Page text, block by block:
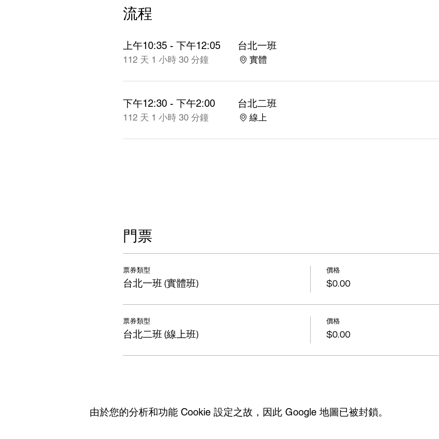
流程
上午10:35 - 下午12:05
112 天 1 小時 30 分鐘
台北一班
實體
下午12:30 - 下午2:00
112 天 1 小時 30 分鐘
台北二班
線上
門票
票券類型
台北一班 (實體班)
價格
$0.00
票券類型
台北二班 (線上班)
價格
$0.00
由於您的分析和功能 Cookie 設定之故，因此 Google 地圖已被封鎖。